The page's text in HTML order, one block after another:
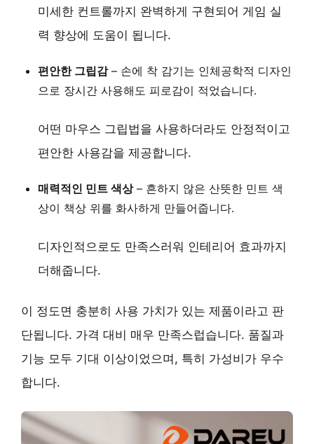
미세한 컨트롤까지 완벽하게 구현되어 게임 실
력 향상에 도움이 됩니다.
편안한 그립감– 손에 착 감기는 인체공학적 디자인
으로 장시간 사용해도 피로감이 적었습니다.
어떤 마우스 그립법을 사용하더라도 안정적이고
편안한 사용감을 제공합니다.
매력적인 민트 색상– 흔하지 않은 산뜻한 민트 색
상이 책상 위를 화사하게 만들어줍니다.
디자인적으로도 만족스러워 인테리어 효과까지
더해줍니다.
이 정도면 충분히 사용 가치가 있는 제품이라고 판
단됩니다. 가격 대비 매우 만족스럽습니다. 품질과
기능 모두 기대 이상이었으며, 특히 가성비가 우수
합니다.